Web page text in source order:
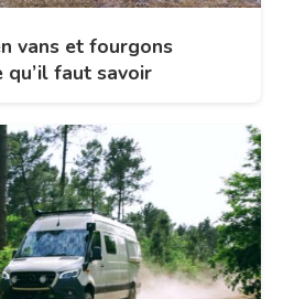
vans et fourgons
qu’il faut savoir